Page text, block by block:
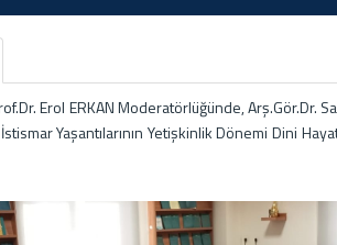
Erol ERKAN Moderatörlüğünde, Arş.Gör.Dr.
Yaşantılarının Yetişkinlik Dönemi Dini